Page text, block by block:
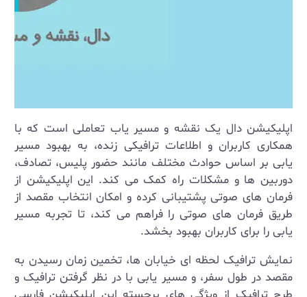
اپلیکیشن دال یک نقشه و مسیر یاب تعاملی است که با
همکاری کاربران و اطلاعات ترافیکی زنده، به بهبود مسیر
یابی بر اساس حوادث مختلف مانند حضور پلیس، تصادف،
دوربین‌ ها و مشکلات راه کمک می ‌کند. این اپلیکیشن از
فرمان ‌های صوتی پشتیبانی کرده و امکان انتخاب مقصد از
طریق فرمان‌ های صوتی را فراهم می‌ کند، تا تجربه مسیر
یابی را برای کاربران بهبود بخشد.
نمایش ترافیک لحظه ‌ای خیابان ‌ها، تخمین زمان رسیدن به
مقصد در طول سفر، و مسیر یابی با در نظر گرفتن ترافیک و